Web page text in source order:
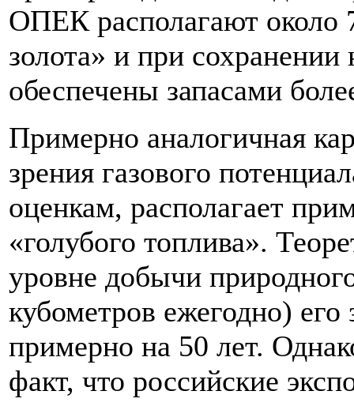
ОПЕК располагают около
золота» и при
обеспечены запасами
Примерно аналогичная
зрения газового
оценкам, располагает
«голубого топлива».
уровне добычи
кубометров ежегодно) его
примерно на 50 лет.
факт, что российские